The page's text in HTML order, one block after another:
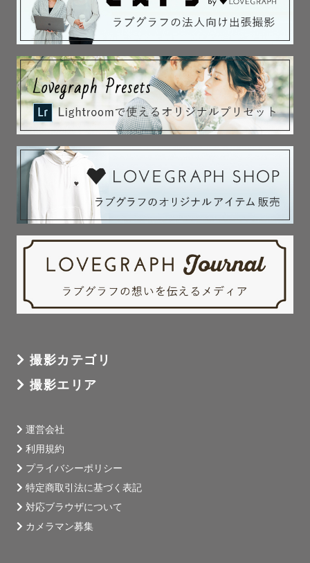
ルなど幅広いジャンルで活動し、
これまでに300組以上の撮影を行っている。また、写真教
室の講師など幅広い活動を行っている。
撮影カテゴリ
撮影エリア
運営会社
利用規約
プライバシーポリシー
特定商取引法に基づく表記
対応ブラウザについて
カメラマン募集